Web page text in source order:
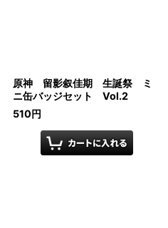
原神 留影叙佳期 生誕祭 ミ
ニ缶バッジセット Vol.2
510円